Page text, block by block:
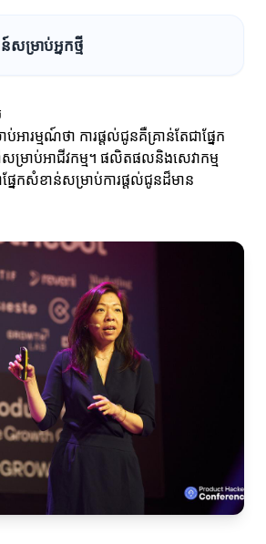
ម្រាប់អ្នកថ្មី
អារម្មណ៍ថា ការផ្តល់ជូនគឺគ្រាន់តែជាផ្នែក
ម្រាប់អាជីវកម្ម។ ផលិតផលនិងសេវាកម្ម
ែកសំខាន់សម្រាប់ការផ្តល់ជូនដ៏មាន